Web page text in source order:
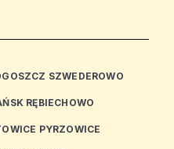
SZWEDEROWO
RĘBIECHOWO
PYRZOWICE